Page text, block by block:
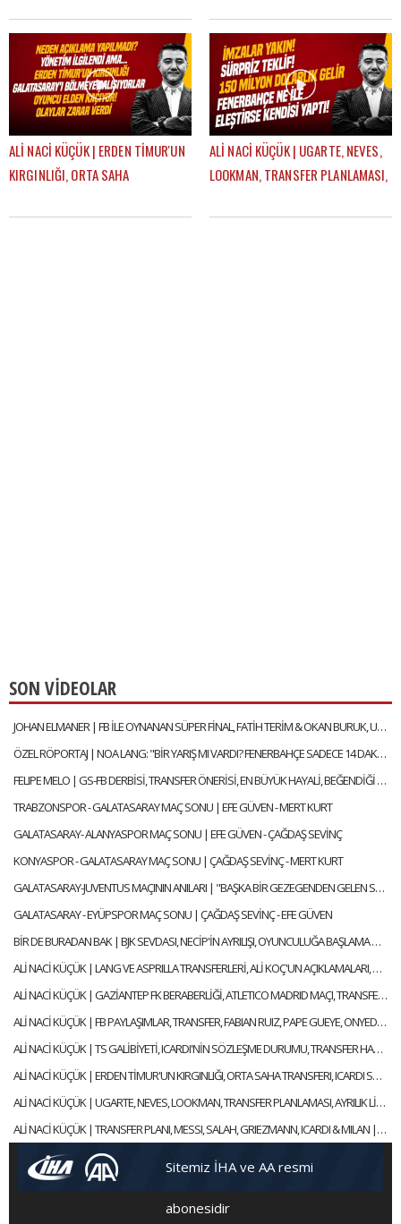
GALATASARAY
GALATASARAY
ALİ NACİ KÜÇÜK | ERDEN TİMUR'UN
KIRGINLIĞI, ORTA SAHA
GÜNDEM GALATASARAY
ALİ NACİ KÜÇÜK | UGARTE, NEVES,
LOOKMAN, TRANSFER PLANLAMASI,
GALATASARAY
SON VİDEOLAR
JOHAN ELMANER | FB İLE OYNANAN SÜPER FİNAL, FATİH TERİM & OKAN BURUK, UĞURCAN ÇAKIR MI? MUSLERA MI?
ÖZEL RÖPORTAJ | NOA LANG: "BİR YARIŞ MI VARDI? FENERBAHÇE SADECE 14 DAKİKA LİDER OLDU"
FELIPE MELO | GS-FB DERBİSİ, TRANSFER ÖNERİSİ, EN BÜYÜK HAYALİ, BEĞENDİĞİ FENERBAHÇELİ
TRABZONSPOR - GALATASARAY MAÇ SONU | EFE GÜVEN - MERT KURT
GALATASARAY- ALANYASPOR MAÇ SONU | EFE GÜVEN - ÇAĞDAŞ SEVİNÇ
KONYASPOR - GALATASARAY MAÇ SONU | ÇAĞDAŞ SEVİNÇ - MERT KURT
GALATASARAY-JUVENTUS MAÇININ ANILARI | "BAŞKA BİR GEZEGENDEN GELEN SNEIJDER'İN GOLÜYLE TURU GEÇTİK"
GALATASARAY - EYÜPSPOR MAÇ SONU | ÇAĞDAŞ SEVİNÇ - EFE GÜVEN
BİR DE BURADAN BAK | BJK SEVDASI, NECİP'İN AYRILIŞI, OYUNCULUĞA BAŞLAMA HİKAYESİ | FEYYAZ ŞERİFOĞLU
ALİ NACİ KÜÇÜK | LANG VE ASPRILLA TRANSFERLERİ, ALİ KOÇ'UN AÇIKLAMALARI, OULAI | GÜNDEM GALATASARAY
ALİ NACİ KÜÇÜK | GAZİANTEP FK BERABERLİĞİ, ATLETICO MADRID MAÇI, TRANSFER | GÜNDEM GALATASARAY
ALİ NACİ KÜÇÜK | FB PAYLAŞIMLAR, TRANSFER, FABIAN RUIZ, PAPE GUEYE, ONYEDIKA | GÜNDEM GALATASARAY
ALİ NACİ KÜÇÜK | TS GALİBİYETİ, ICARDI'NİN SÖZLEŞME DURUMU, TRANSFER HABERLERİ | GÜNDEM GALATASARAY
ALİ NACİ KÜÇÜK | ERDEN TİMUR'UN KIRGINLIĞI, ORTA SAHA TRANSFERI, ICARDI SÜRECİ | GÜNDEM GALATASARAY
ALİ NACİ KÜÇÜK | UGARTE, NEVES, LOOKMAN, TRANSFER PLANLAMASI, AYRILIK LİSTESİ | GÜNDEM GALATASARAY
ALİ NACİ KÜÇÜK | TRANSFER PLANI, MESSI, SALAH, GRIEZMANN, ICARDI & MILAN | GÜNDEM GALATASARAY
Sitemiz İHA ve AA resmi
abonesidir